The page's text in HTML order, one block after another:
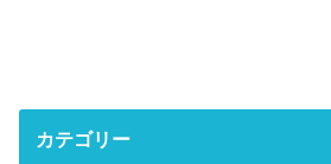
カテゴリー